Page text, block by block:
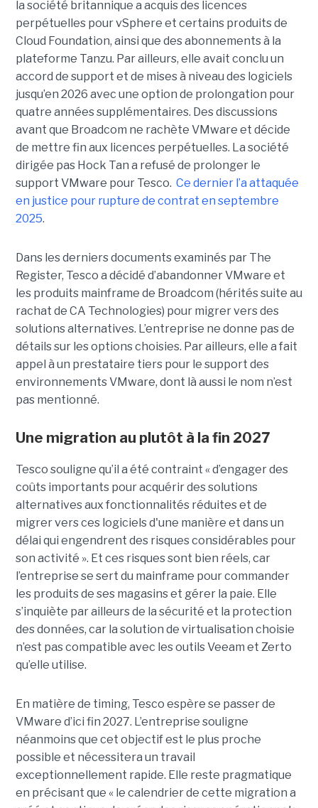
la société britannique a acquis des licences
perpétuelles pour vSphere et certains produits de
Cloud Foundation, ainsi que des abonnements à la
plateforme Tanzu. Par ailleurs, elle avait conclu un
accord de support et de mises à niveau des logiciels
jusqu’en 2026 avec une option de prolongation pour
quatre années supplémentaires. Des discussions
avant que Broadcom ne rachète VMware et décide
de mettre fin aux licences perpétuelles. La société
dirigée pas Hock Tan a refusé de prolonger le
support VMware pour Tesco. Ce dernier l’a attaquée
en justice pour rupture de contrat en septembre
2025.
Dans les derniers documents examinés par The
Register, Tesco a décidé d’abandonner VMware et
les produits mainframe de Broadcom (hérités suite au
rachat de CA Technologies) pour migrer vers des
solutions alternatives. L’entreprise ne donne pas de
détails sur les options choisies. Par ailleurs, elle a fait
appel à un prestataire tiers pour le support des
environnements VMware, dont là aussi le nom n’est
pas mentionné.
Une migration au plutôt à la fin 2027
Tesco souligne qu’il a été contraint « d’engager des
coûts importants pour acquérir des solutions
alternatives aux fonctionnalités réduites et de
migrer vers ces logiciels d'une manière et dans un
délai qui engendrent des risques considérables pour
son activité ». Et ces risques sont bien réels, car
l’entreprise se sert du mainframe pour commander
les produits de ses magasins et gérer la paie. Elle
s’inquiète par ailleurs de la sécurité et la protection
des données, car la solution de virtualisation choisie
n’est pas compatible avec les outils Veeam et Zerto
qu’elle utilise.
En matière de timing, Tesco espère se passer de
VMware d’ici fin 2027. L’entreprise souligne
néanmoins que cet objectif est le plus proche
possible et nécessitera un travail
exceptionnellement rapide. Elle reste pragmatique
en précisant que « le calendrier de cette migration a